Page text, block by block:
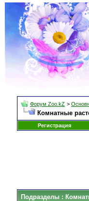
Форум Zoo.kZ >
Комнатные
Регистрация
Подразделы :